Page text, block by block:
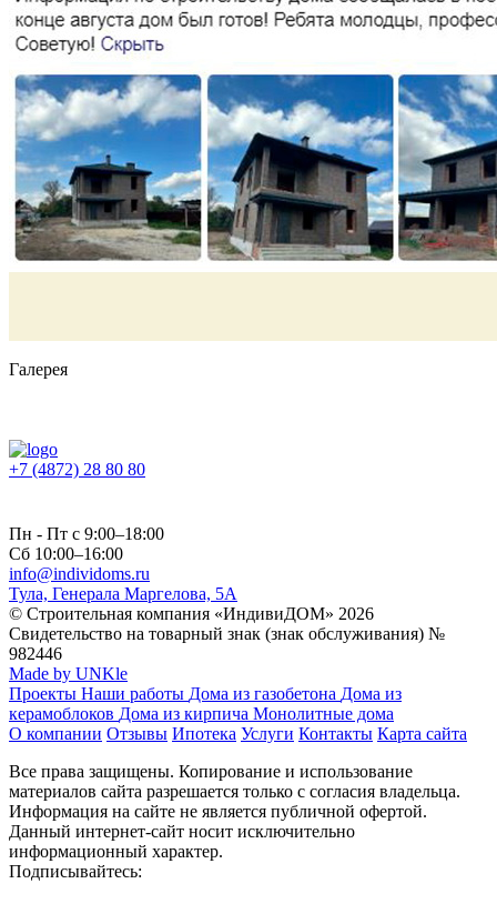
Галерея
+7 (4872) 28 80 80
Пн - Пт с 9:00–18:00
Сб 10:00–16:00
info@individoms.ru
Тула, Генерала Маргелова, 5А
© Строительная компания «ИндивиДОМ» 2026
Свидетельство на товарный знак (знак обслуживания) №
982446
Made by UNKle
Проекты Наши работы Дома из газобетона Дома из
керамоблоков Дома из кирпича Монолитные дома
О компании Отзывы Ипотека Услуги Контакты Карта сайта
Все права защищены. Копирование и использование
материалов сайта разрешается только с согласия владельца.
Информация на сайте не является публичной офертой.
Данный интернет-сайт носит исключительно
информационный характер.
Подписывайтесь: